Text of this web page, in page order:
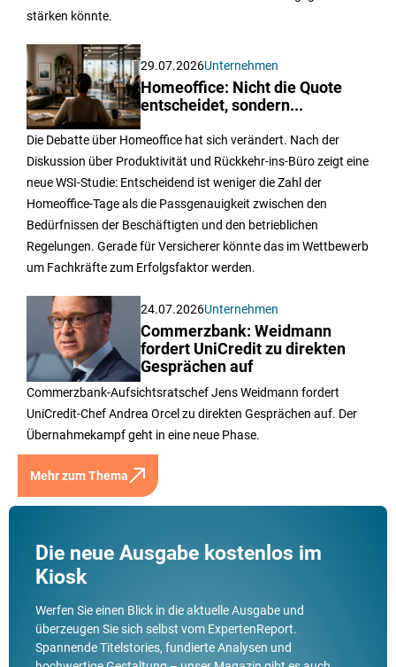
stärken könnte.
29.07.2026Unternehmen
Homeoffice: Nicht die Quote
entscheidet, sondern...
Die Debatte über Homeoffice hat sich verändert. Nach der
Diskussion über Produktivität und Rückkehr-ins-Büro zeigt eine
neue WSI-Studie: Entscheidend ist weniger die Zahl der
Homeoffice-Tage als die Passgenauigkeit zwischen den
Bedürfnissen der Beschäftigten und den betrieblichen
Regelungen. Gerade für Versicherer könnte das im Wettbewerb
um Fachkräfte zum Erfolgsfaktor werden.
24.07.2026Unternehmen
Commerzbank: Weidmann
fordert UniCredit zu direkten
Gesprächen auf
Commerzbank-Aufsichtsratschef Jens Weidmann fordert
UniCredit-Chef Andrea Orcel zu direkten Gesprächen auf. Der
Übernahmekampf geht in eine neue Phase.
Mehr zum Thema
Die neue Ausgabe kostenlos im
Kiosk
Werfen Sie einen Blick in die aktuelle Ausgabe und
überzeugen Sie sich selbst vom ExpertenReport.
Spannende Titelstories, fundierte Analysen und